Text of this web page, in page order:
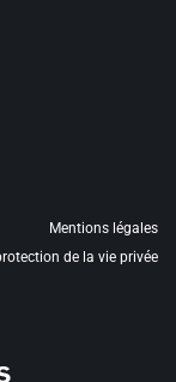
Mentions légales
de la vie privée